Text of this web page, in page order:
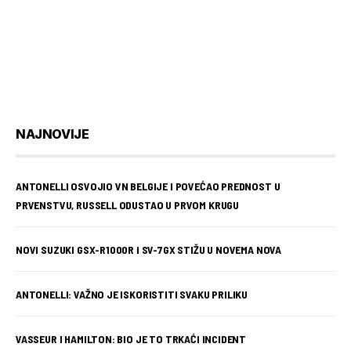
NAJNOVIJE
ANTONELLI OSVOJIO VN BELGIJE I POVEĆAO PREDNOST U
PRVENSTVU, RUSSELL ODUSTAO U PRVOM KRUGU
NOVI SUZUKI GSX-R1000R I SV-7GX STIŽU U NOVEMA NOVA
ANTONELLI: VAŽNO JE ISKORISTITI SVAKU PRILIKU
VASSEUR I HAMILTON: BIO JE TO TRKAĆI INCIDENT